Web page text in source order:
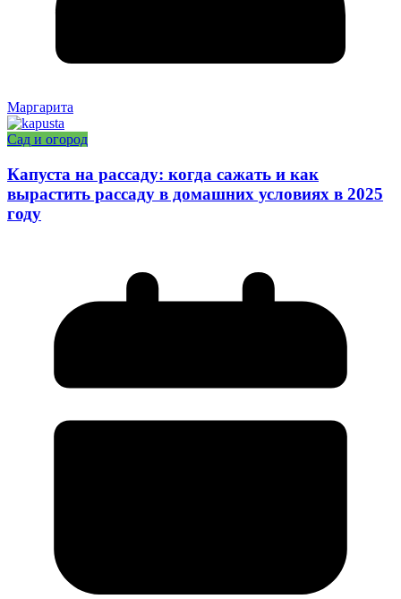
Маргарита
Сад и огород
Капуста на рассаду: когда сажать и как
вырастить рассаду в домашних условиях в 2025
году